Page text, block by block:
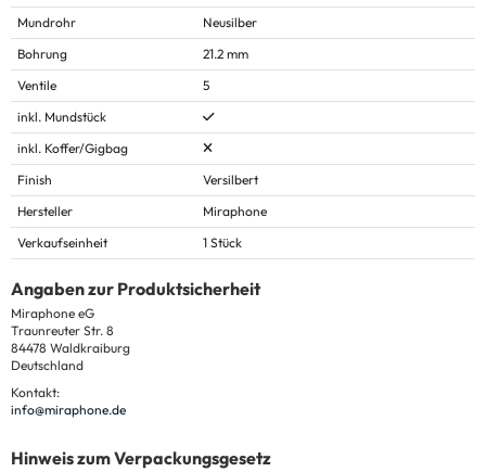
Mundrohr
Neusilber
Bohrung
21.2 mm
Ventile
5
inkl. Mundstück
inkl. Koffer/Gigbag
Finish
Versilbert
Hersteller
Miraphone
Verkaufseinheit
1 Stück
Angaben zur Produktsicherheit
Miraphone eG
Traunreuter Str. 8
84478 Waldkraiburg
Deutschland
Kontakt:
info@miraphone.de
Hinweis zum Verpackungsgesetz